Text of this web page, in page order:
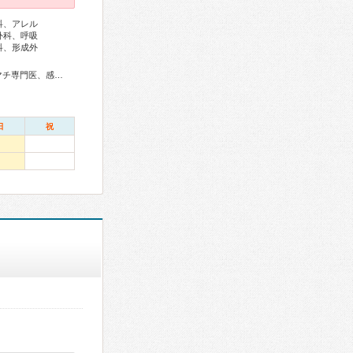
、アレル
科、呼吸
、形成外
祝